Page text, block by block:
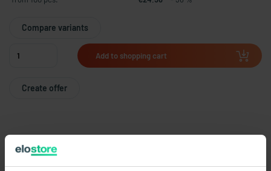
Compare variants
Add to shopping cart
Create offer
Country of origin